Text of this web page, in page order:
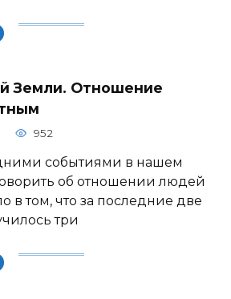
Земли. Отношение
952
событиями в нашем
об отношении людей
в том, что за последние две
три